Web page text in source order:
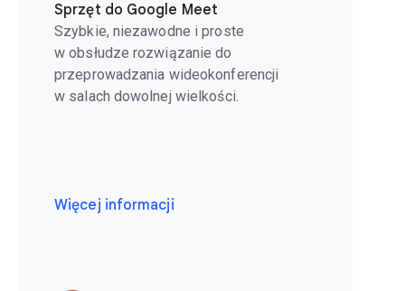
Sprzęt do Google Meet
Szybkie, niezawodne i proste
w obsłudze rozwiązanie do
przeprowadzania wideokonferencji
w salach dowolnej wielkości.
Więcej informacji